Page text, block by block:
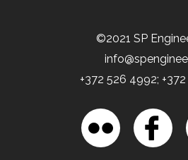
©2021 SP
+372 526 4992;